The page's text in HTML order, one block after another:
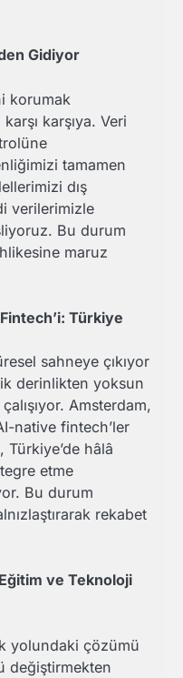
Gidiyor
korumak
karşıya. Veri
tamamen
dış
verilerimizle
Bu durum
maruz
Türkiye
sahneye çıkıyor
derinlikten yoksun
Amsterdam,
native fintech’ler
hâlâ
etme
Bu durum
rekabet
ve Teknoloji
yolundaki çözümü
değiştirmekten